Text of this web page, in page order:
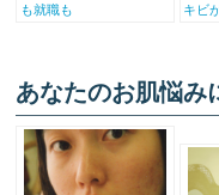
も就職も
キビ
あなたのお肌悩み